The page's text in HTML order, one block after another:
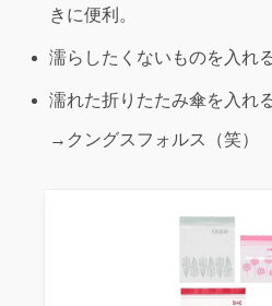
きに便利。
濡らしたくないものを入れる
濡れた折りたたみ傘を入れる
→クングスフォルス（笑）